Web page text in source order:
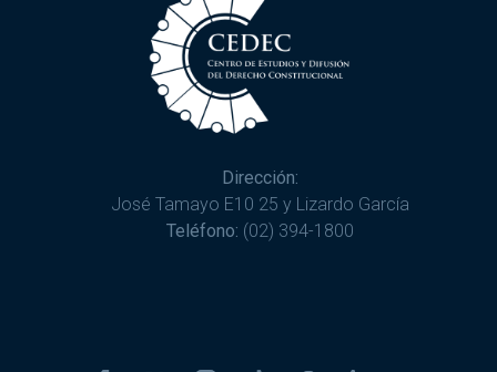
Dirección:
José Tamayo E10 25 y Lizardo García
Teléfono: (02) 394-1800